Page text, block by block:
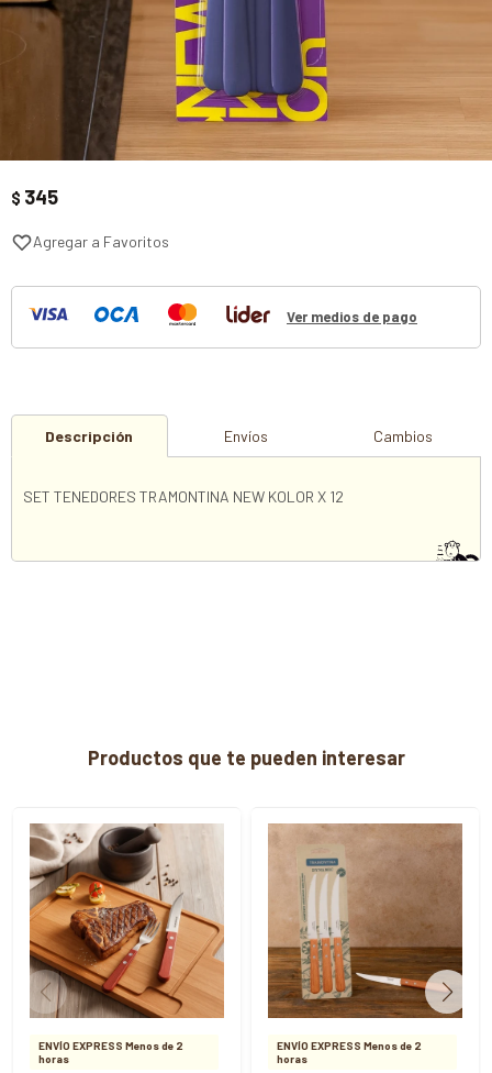
$ 345
Ver medios de pago
Descripción Envíos Cambios
SET TENEDORES TRAMONTINA NEW KOLOR X 12
Productos que te pueden interesar
ENVÍO EXPRESS Menos de 2
horas
ENVÍO EXPRESS Menos de 2
horas